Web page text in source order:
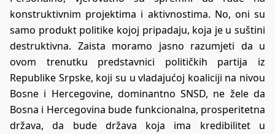
konstruktivnim projektima i aktivnostima. No, oni su
samo produkt politike kojoj pripadaju, koja je u suštini
destruktivna. Zaista moramo jasno razumjeti da u
ovom trenutku predstavnici političkih partija iz
Republike Srpske, koji su u vladajućoj koaliciji na nivou
Bosne i Hercegovine, dominantno SNSD, ne žele da
Bosna i Hercegovina bude funkcionalna, prosperitetna
država, da bude država koja ima kredibilitet u